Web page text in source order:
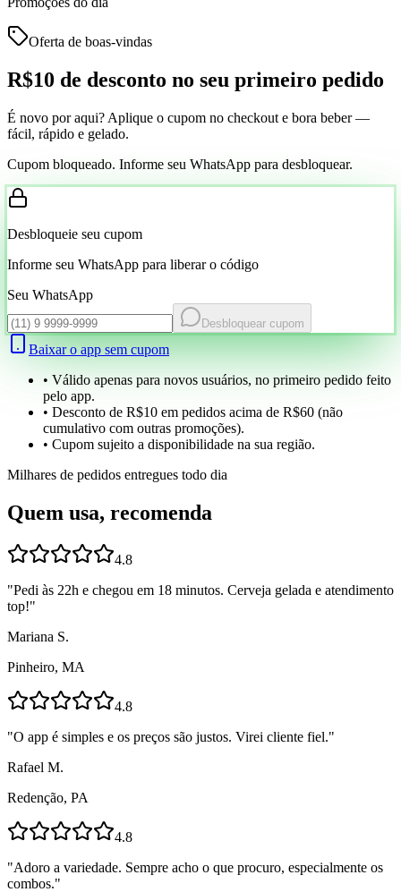
Oferta de boas-vindas
R$10 de desconto no seu primeiro pedido
É novo por aqui? Aplique o cupom no checkout e bora beber —
fácil, rápido e gelado.
Cupom bloqueado. Informe seu WhatsApp para desbloquear.
Desbloqueie seu cupom
Informe seu WhatsApp para liberar o código
Seu WhatsApp
Desbloquear cupom
Baixar o app sem cupom
• Válido apenas para novos usuários, no primeiro pedido feito
pelo app.
• Desconto de R$10 em pedidos acima de R$60 (não
cumulativo com outras promoções).
• Cupom sujeito a disponibilidade na sua região.
Milhares de pedidos entregues todo dia
Quem usa, recomenda
4.8
"Pedi às 22h e chegou em 18 minutos. Cerveja gelada e atendimento
top!"
Mariana S.
Pinheiro, MA
4.8
"O app é simples e os preços são justos. Virei cliente fiel."
Rafael M.
Redenção, PA
4.8
"Adoro a variedade. Sempre acho o que procuro, especialmente os
combos."